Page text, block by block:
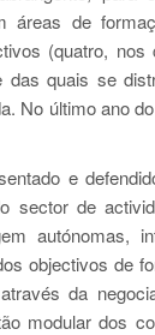
áreas de
(quatro,
quais se
No último ano
e
sector de
objectivos de
da
modular dos